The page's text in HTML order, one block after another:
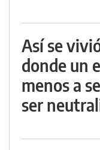
Así se
donde un
menos a
ser